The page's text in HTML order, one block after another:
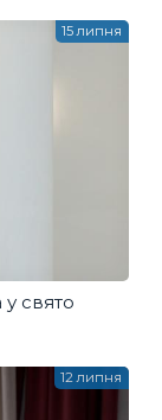
свято
15 липня
12 липня